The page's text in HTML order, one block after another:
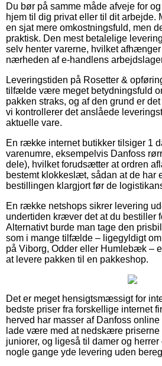
Du bør på samme måde afveje for
hjem til dig privat eller til dit arbejde.
en sjat mere omkostningsfuld, men
praktisk. Den mest betalelige
selv henter varerne, hvilket afhænger
nærheden af e-handlens
Leveringstiden på Rosetter &
tilfælde være meget betydningsfuld
pakken straks, og af den grund er
vi kontrollerer det anslåede
aktuelle vare.
En række internet butikker tilsiger 1
varenumre, eksempelvis Danfoss
dele), hvilket forudsætter at ordren
bestemt klokkeslæt, sådan at de har
bestillingen klargjort før de
En række netshops sikrer levering
undertiden kræver det at du bestiller
Alternativt burde man tage den
som i mange tilfælde – ligegyldigt
på Viborg, Odder eller Humlebæk –
at levere pakken til en pakkeshop.
Det er meget hensigtsmæssigt for
bedste priser fra forskellige internet
herved har masser af Danfoss
lade være med at nedskære priserne
juniorer, og ligeså til damer og
nogle gange yde levering uden